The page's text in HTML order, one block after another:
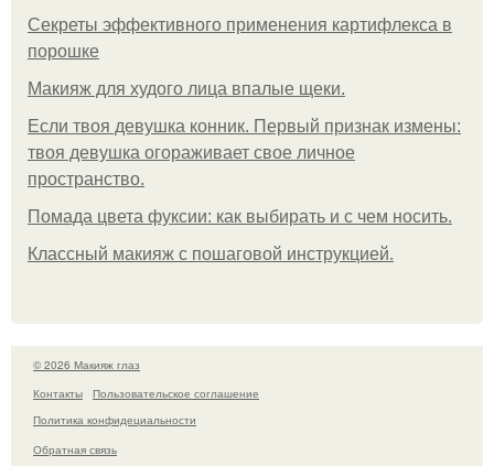
Секреты эффективного применения картифлекса в
порошке
Макияж для худого лица впалые щеки.
Если твоя девушка конник. Первый признак измены:
твоя девушка огораживает свое личное
пространство.
Помада цвета фуксии: как выбирать и с чем носить.
Классный макияж с пошаговой инструкцией.
© 2026 Макияж глаз
Контакты
Пользовательское соглашение
Политика конфидециальности
Обратная связь